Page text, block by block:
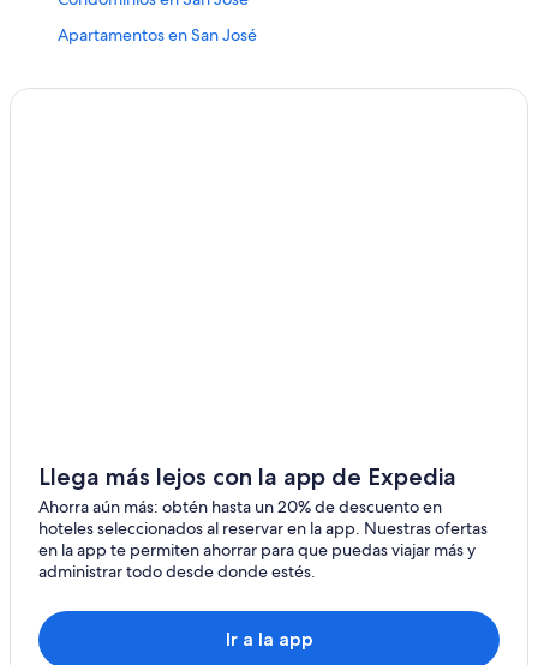
Apartamentos en San José
Hoteles románticos en San José
Hoteles baratos en San José
Hoteles boutique en San José
Hoteles cerca del acuario en San José
Hoteles con aire acondicionado en San José
Hoteles con cocina en San José
Llega más lejos con la app de Expedia
Ahorra aún más: obtén hasta un 20% de descuento en
hoteles seleccionados al reservar en la app. Nuestras ofertas
en la app te permiten ahorrar para que puedas viajar más y
administrar todo desde donde estés.
Ir a la app